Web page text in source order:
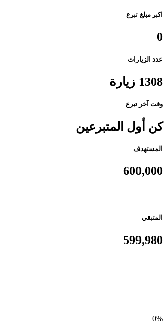
اكبر مبلغ تبرع
0
عدد الزيارات
1308 زيارة
وقت آخر تبرع
كن أول المتبرعين
المستهدف
600,000
المتبقي
599,980
0%